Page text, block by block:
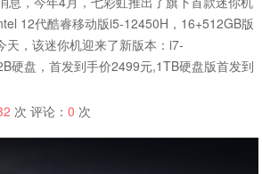
12代酷睿移动版i5-12450H，16+512GB版
，该迷你机迎来了新版本：i7-
硬盘，首发到手价2499元,1TB硬盘版首发到
次 评论：0 次